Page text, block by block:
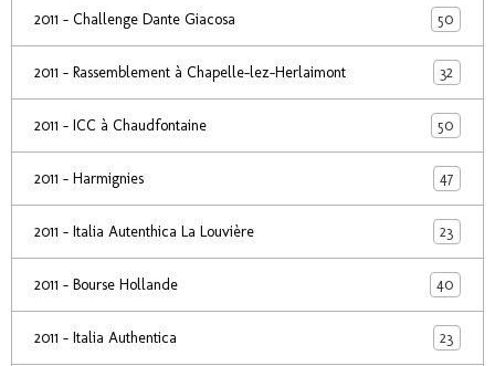
2011 - Challenge Dante Giacosa 50
2011 - Rassemblement à Chapelle-lez-Herlaimont 32
2011 - ICC à Chaudfontaine 50
2011 - Harmignies 47
2011 - Italia Autenthica La Louvière 23
2011 - Bourse Hollande 40
2011 - Italia Authentica 23